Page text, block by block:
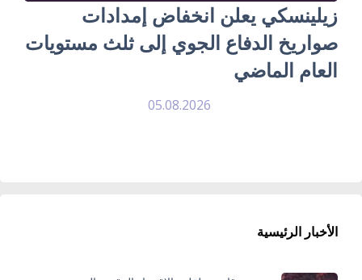
زيلينسكي يعلن انخفاض إمدادات
صواريخ الدفاع الجوي إلى ثلث مستويات
العام الماضي
05.08.2026
الأخبار الرئيسية